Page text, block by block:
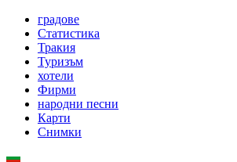
градове
Статистика
Тракия
Туризъм
хотели
Фирми
народни песни
Карти
Снимки